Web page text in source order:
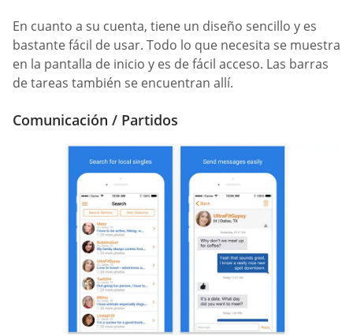
En cuanto a su cuenta, tiene un diseño sencillo y es
bastante fácil de usar. Todo lo que necesita se muestra
en la pantalla de inicio y es de fácil acceso. Las barras
de tareas también se encuentran allí.
Comunicación / Partidos